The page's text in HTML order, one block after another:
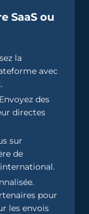
SaaS ou
la
avec
des
directes
sur
de
pour
les envois